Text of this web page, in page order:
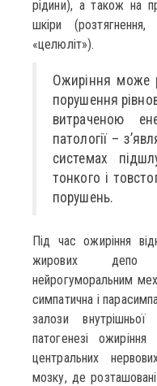
рідини), а також на
шкіри
«целюліт»).
Ожиріння може
порушення
витраченою
патології –
системах
тонкого і
порушень.
Під час ожиріння
жирових депо
нейрогуморальним
симпатична і
залози
патогенезі
центральних
мозку, де